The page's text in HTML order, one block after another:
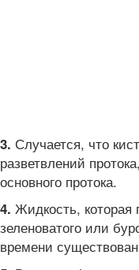
3. Случается, что
разветвлений
основного протока.
4. Жидкость, которая
зеленоватого или
времени